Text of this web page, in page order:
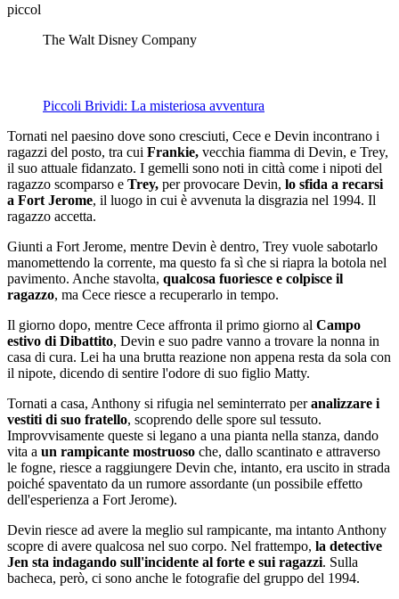
piccol
The Walt Disney Company
Piccoli Brividi: La misteriosa avventura
Tornati nel paesino dove sono cresciuti, Cece e Devin incontrano i
ragazzi del posto, tra cui Frankie, vecchia fiamma di Devin, e Trey,
il suo attuale fidanzato. I gemelli sono noti in città come i nipoti del
ragazzo scomparso e Trey, per provocare Devin, lo sfida a recarsi
a Fort Jerome, il luogo in cui è avvenuta la disgrazia nel 1994. Il
ragazzo accetta.
Giunti a Fort Jerome, mentre Devin è dentro, Trey vuole sabotarlo
manomettendo la corrente, ma questo fa sì che si riapra la botola nel
pavimento. Anche stavolta, qualcosa fuoriesce e colpisce il
ragazzo, ma Cece riesce a recuperarlo in tempo.
Il giorno dopo, mentre Cece affronta il primo giorno al Campo
estivo di Dibattito, Devin e suo padre vanno a trovare la nonna in
casa di cura. Lei ha una brutta reazione non appena resta da sola con
il nipote, dicendo di sentire l'odore di suo figlio Matty.
Tornati a casa, Anthony si rifugia nel seminterrato peranalizzare i
vestiti di suo fratello, scoprendo delle spore sul tessuto.
Improvvisamente queste si legano a una pianta nella stanza, dando
vita a un rampicante mostruoso che, dallo scantinato e attraverso
le fogne, riesce a raggiungere Devin che, intanto, era uscito in strada
poiché spaventato da un rumore assordante (un possibile effetto
dell'esperienza a Fort Jerome).
Devin riesce ad avere la meglio sul rampicante, ma intanto Anthony
scopre di avere qualcosa nel suo corpo. Nel frattempo, la detective
Jen sta indagando sull'incidente al forte e sui ragazzi. Sulla
bacheca, però, ci sono anche le fotografie del gruppo del 1994.